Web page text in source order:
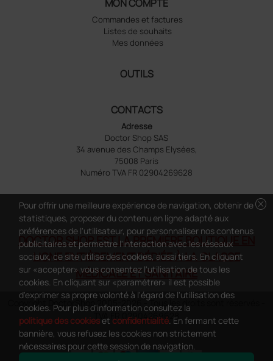
MON COMPTE
Commandes et factures
Listes de souhaits
Mes données
OUTILS
CONTACTS
Adresse
Doctor Shop SAS
34 avenue des Champs Elysées,
75008 Paris
Numéro TVA FR 02904269628
DOCTOR SHOP EST LA PREMIÈRE BOUTIQUE EN
LIGNE ENTIÈREMENT DÉDIÉE À LA CLASSE
MÉDICALE ET SANITAIRE
Copyright DoctorShop 2005-2026 - Tous les droits sont réservés -
TVA FR 02904269628
cancel
Pour offrir une meilleure expérience de navigation, obtenir de
statistiques, proposer du contenu en ligne adapté aux
préférences de l'utilisateur, pour personnaliser nos contenus
publicitaires et permettre l'interaction avec les réseaux
sociaux, ce site utilise des cookies, aussi tiers. En cliquant
sur «accepter» vous consentez l'utilisation de tous les
cookies. En cliquant sur «paramétrer» il est possible
d'exprimer sa propre volonté à l'égard de l'utilisation des
cookies. Pour plus d'information consultez la
politique des cookieset confidentialité. En fermant cette
bannière, vous refusez les cookies non strictement
nécessaires pour cette session de navigation.